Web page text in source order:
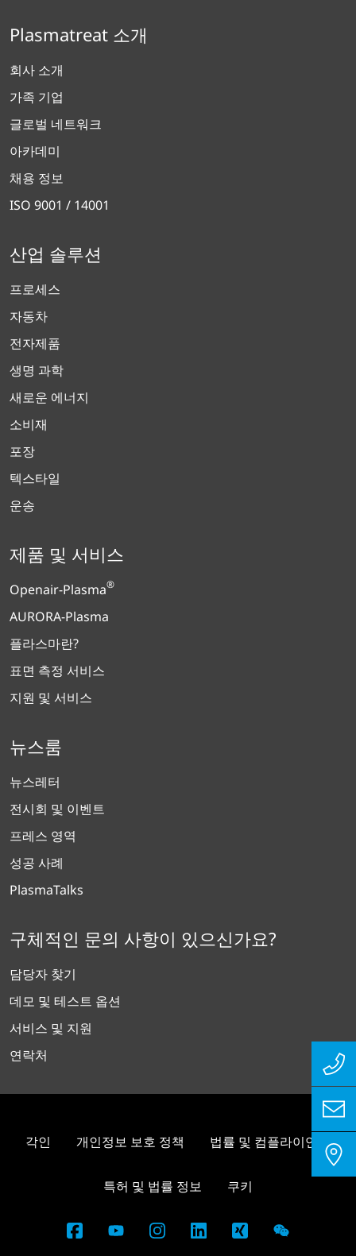
Plasmatreat 소개
회사 소개
가족 기업
글로벌 네트워크
아카데미
채용 정보
ISO 9001 / 14001
산업 솔루션
프로세스
자동차
전자제품
생명 과학
새로운 에너지
소비재
포장
텍스타일
운송
제품 및 서비스
Openair-Plasma®
AURORA-Plasma
플라스마란?
표면 측정 서비스
지원 및 서비스
뉴스룸
뉴스레터
전시회 및 이벤트
프레스 영역
성공 사례
PlasmaTalks
구체적인 문의 사항이 있으신가요?
담당자 찾기
데모 및 테스트 옵션
서비스 및 지원
연락처
각인 개인정보 보호 정책 법률 및 컴플라이언스
특허 및 법률 정보 쿠키